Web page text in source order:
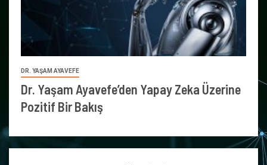
DR. YAŞAM AYAVEFE
Dr. Yaşam Ayavefe’den Yapay Zeka Üzerine
Pozitif Bir Bakış